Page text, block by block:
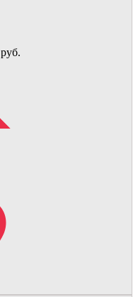
руб.